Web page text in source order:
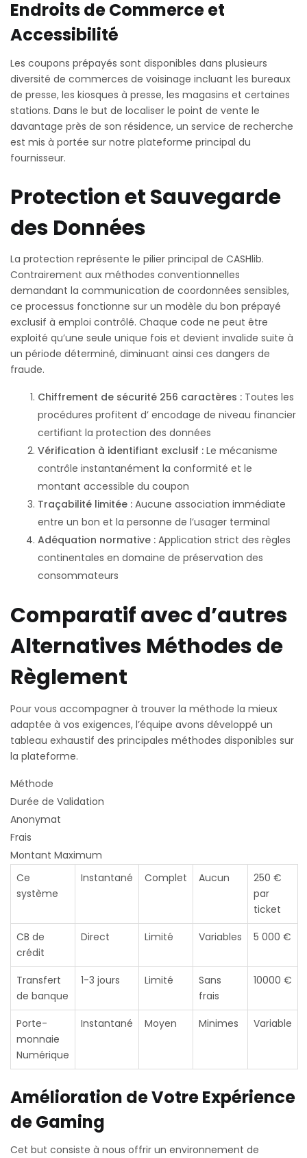
Endroits de Commerce et
Accessibilité
Les coupons prépayés sont disponibles dans plusieurs
diversité de commerces de voisinage incluant les bureaux
de presse, les kiosques à presse, les magasins et certaines
stations. Dans le but de localiser le point de vente le
davantage près de son résidence, un service de recherche
est mis à portée sur notre plateforme principal du
fournisseur.
Protection et Sauvegarde
des Données
La protection représente le pilier principal de CASHlib.
Contrairement aux méthodes conventionnelles
demandant la communication de coordonnées sensibles,
ce processus fonctionne sur un modèle du bon prépayé
exclusif à emploi contrôlé. Chaque code ne peut être
exploité qu’une seule unique fois et devient invalide suite à
un période déterminé, diminuant ainsi ces dangers de
fraude.
Chiffrement de sécurité 256 caractères : Toutes les
procédures profitent d’ encodage de niveau financier
certifiant la protection des données
Vérification à identifiant exclusif : Le mécanisme
contrôle instantanément la conformité et le
montant accessible du coupon
Traçabilité limitée : Aucune association immédiate
entre un bon et la personne de l’usager terminal
Adéquation normative : Application strict des règles
continentales en domaine de préservation des
consommateurs
Comparatif avec d’autres
Alternatives Méthodes de
Règlement
Pour vous accompagner à trouver la méthode la mieux
adaptée à vos exigences, l’équipe avons développé un
tableau exhaustif des principales méthodes disponibles sur
la plateforme.
Méthode
Durée de Validation
Anonymat
Frais
Montant Maximum
Ce
système
Instantané Complet Aucun
250 €
par
ticket
CB de
crédit
Direct Limité Variables 5 000 €
Transfert
de banque
1-3 jours Limité
Sans
frais
10000 €
Porte-
monnaie
Numérique
Instantané Moyen Minimes Variable
Amélioration de Votre Expérience
de Gaming
Cet but consiste à nous offrir un environnement de